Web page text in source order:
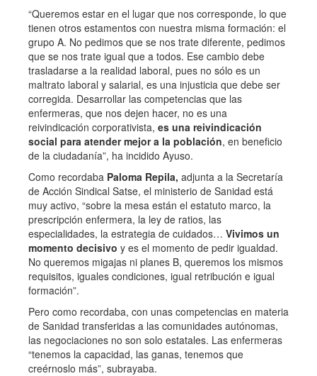
“Queremos estar en el lugar que nos corresponde, lo que
tienen otros estamentos con nuestra misma formación: el
grupo A. No pedimos que se nos trate diferente, pedimos
que se nos trate igual que a todos. Ese cambio debe
trasladarse a la realidad laboral, pues no sólo es un
maltrato laboral y salarial, es una injusticia que debe ser
corregida. Desarrollar las competencias que las
enfermeras, que nos dejen hacer, no es una
reivindicación corporativista, es una reivindicación
social para atender mejor a la población, en beneficio
de la ciudadanía”, ha incidido Ayuso.
Como recordaba Paloma Repila, adjunta a la Secretaría
de Acción Sindical Satse, el ministerio de Sanidad está
muy activo, “sobre la mesa están el estatuto marco, la
prescripción enfermera, la ley de ratios, las
especialidades, la estrategia de cuidados… Vivimos un
momento decisivo y es el momento de pedir igualdad.
No queremos migajas ni planes B, queremos los mismos
requisitos, iguales condiciones, igual retribución e igual
formación”.
Pero como recordaba, con unas competencias en materia
de Sanidad transferidas a las comunidades autónomas,
las negociaciones no son solo estatales. Las enfermeras
“tenemos la capacidad, las ganas, tenemos que
creérnoslo más”, subrayaba.